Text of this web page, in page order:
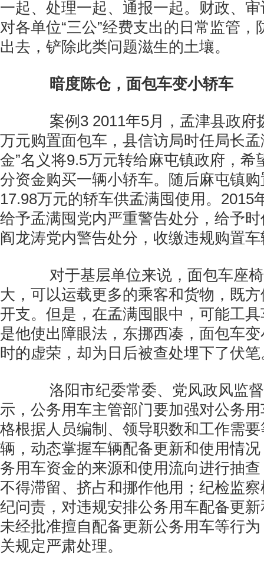
一起、处理一起、通报一起。财政、
对各单位“三公”经费支出的日常监管，
出去，铲除此类问题滋生的土壤。
暗度陈仓，面包车变小轿车
案例3 2011年5月，孟津县政府
万元购置面包车，县信访局时任局长
金”名义将9.5万元转给麻屯镇政府，希
分资金购买一辆小轿车。随后麻屯镇
17.98万元的轿车供孟满囤使用。2015
给予孟满囤党内严重警告处分，给予
阎龙涛党内警告处分，收缴违规购置
对于基层单位来说，面包车座椅
大，可以运载更多的乘客和货物，既
开支。但是，在孟满囤眼中，可能工具
是他使出障眼法，东挪西凑，面包车
时的虚荣，却为日后被查处埋下了伏笔
洛阳市纪委常委、党风政风监督
示，公务用车主管部门要加强对公务
格根据人员编制、领导职数和工作需
辆，动态掌握车辆配备更新和使用情
务用车资金的来源和使用流向进行抽
不得滞留、挤占和挪作他用；纪检监
纪问责，对违规安排公务用车配备更
未经批准擅自配备更新公务用车等行
关规定严肃处理。